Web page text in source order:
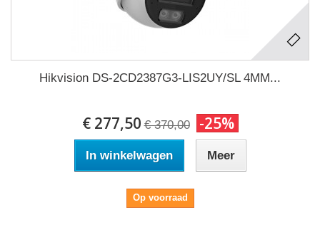
Hikvision DS-2CD2387G3-LIS2UY/SL 4MM...
€ 277,50 € 370,00 -25%
In winkelwagen Meer
Op voorraad